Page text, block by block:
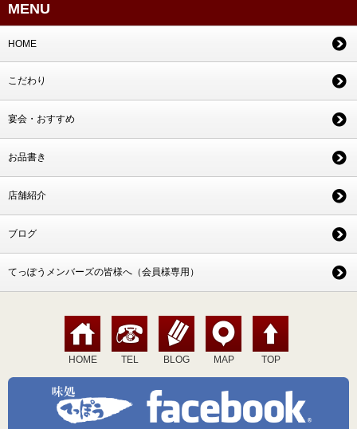
MENU
HOME
こだわり
宴会・おすすめ
お品書き
店舗紹介
ブログ
てっぽうメンバーズの皆様へ（会員様専用）
HOME TEL BLOG MAP TOP